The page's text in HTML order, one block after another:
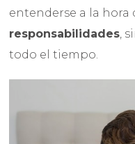
entenderse a la hora
responsabilidades ,
todo el tiempo.